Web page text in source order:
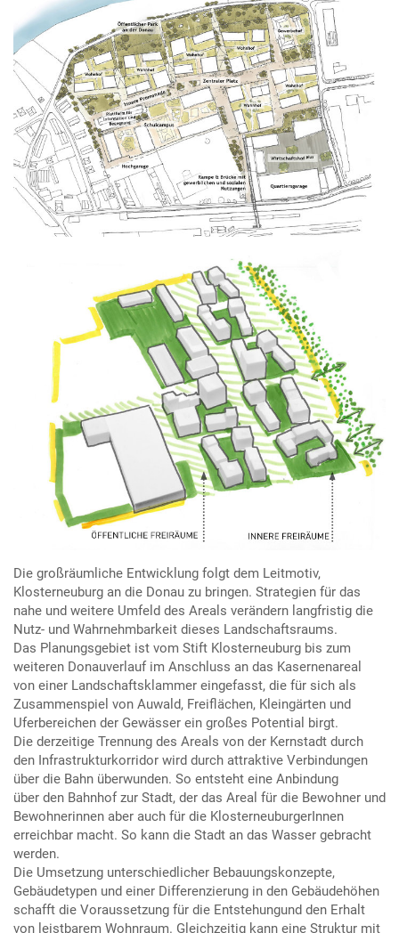
Die großräumliche Entwicklung folgt dem Leitmotiv,
Klosterneuburg an die Donau zu bringen. Strategien für das
nahe und weitere Umfeld des Areals verändern langfristig die
Nutz- und Wahrnehmbarkeit dieses Landschaftsraums.
Das Planungsgebiet ist vom Stift Klosterneuburg bis zum
weiteren Donauverlauf im Anschluss an das Kasernenareal
von einer Landschaftsklammer eingefasst, die für sich als
Zusammenspiel von Auwald, Freiflächen, Kleingärten und
Uferbereichen der Gewässer ein großes Potential birgt.
Die derzeitige Trennung des Areals von der Kernstadt durch
den Infrastrukturkorridor wird durch attraktive Verbindungen
über die Bahn überwunden. So entsteht eine Anbindung
über den Bahnhof zur Stadt, der das Areal für die Bewohner und
Bewohnerinnen aber auch für die KlosterneuburgerInnen
erreichbar macht. So kann die Stadt an das Wasser gebracht
werden.
Die Umsetzung unterschiedlicher Bebauungskonzepte,
Gebäudetypen und einer Differenzierung in den Gebäudehöhen
schafft die Voraussetzung für die Entstehungund den Erhalt
von leistbarem Wohnraum. Gleichzeitig kann eine Struktur mit